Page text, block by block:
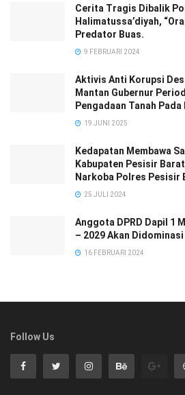
Cerita Tragis Dibalik
Halimatussa’diyah,
Predator Buas.
9 FEBRUARI 2024
Aktivis Anti Korupsi
Mantan Gubernur
Pengadaan Tanah
19 JUNI 2025
Kedapatan Membawa
Kabupaten Pesisir
Narkoba Polres Pesisir
25 JULI 2024
Anggota DPRD Dapil 1
– 2029 Akan Didominasi
16 FEBRUARI 2024
Follow Us